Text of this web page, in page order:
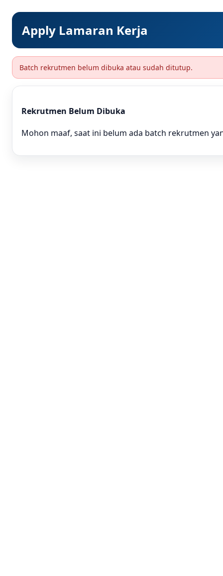
Apply Lamaran Kerja
Batch rekrutmen belum dibuka atau sudah ditutup.
Rekrutmen Belum Dibuka
Mohon maaf, saat ini belum ada batch rekrutmen